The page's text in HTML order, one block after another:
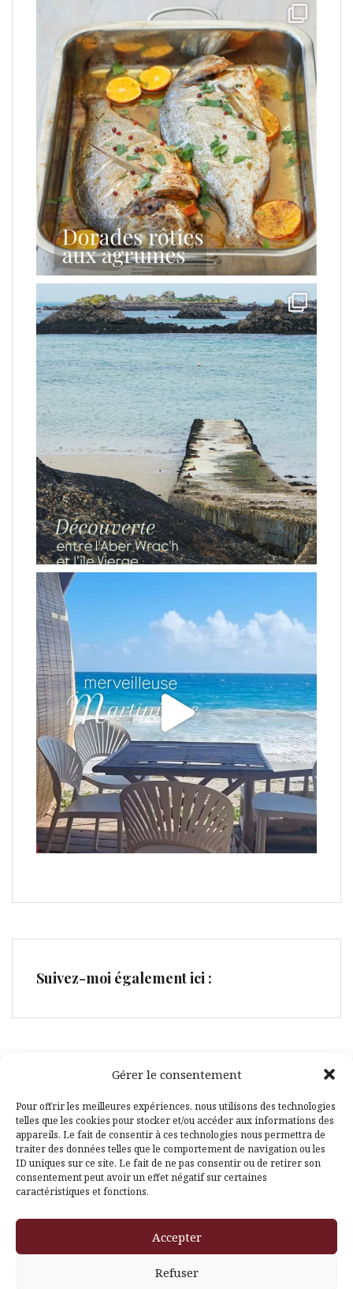
Gérer le consentement
Pour offrir les meilleures expériences, nous utilisons des technologies
telles que les cookies pour stocker et/ou accéder aux informations des
appareils. Le fait de consentir à ces technologies nous permettra de
traiter des données telles que le comportement de navigation ou les
ID uniques sur ce site. Le fait de ne pas consentir ou de retirer son
consentement peut avoir un effet négatif sur certaines
caractéristiques et fonctions.
Accepter
Refuser
Suivez-moi également ici :
Facebook
Pinterest
Themeisle